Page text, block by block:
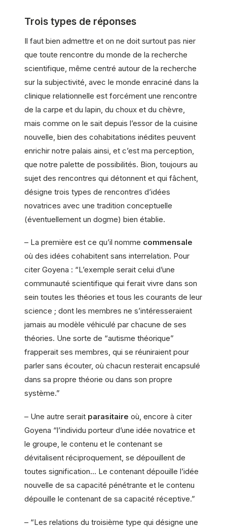
Trois types de réponses
Il faut bien admettre et on ne doit surtout pas nier
que toute rencontre du monde de la recherche
scientifique, même centré autour de la recherche
sur la subjectivité, avec le monde enraciné dans la
clinique relationnelle est forcément une rencontre
de la carpe et du lapin, du choux et du chèvre,
mais comme on le sait depuis l’essor de la cuisine
nouvelle, bien des cohabitations inédites peuvent
enrichir notre palais ainsi, et c’est ma perception,
que notre palette de possibilités. Bion, toujours au
sujet des rencontres qui détonnent et qui fâchent,
désigne trois types de rencontres d’idées
novatrices avec une tradition conceptuelle
(éventuellement un dogme) bien établie.
– La première est ce qu’il nomme commensale
où des idées cohabitent sans interrelation. Pour
citer Goyena : “L’exemple serait celui d’une
communauté scientifique qui ferait vivre dans son
sein toutes les théories et tous les courants de leur
science ; dont les membres ne s’intéresseraient
jamais au modèle véhiculé par chacune de ses
théories. Une sorte de “autisme théorique”
frapperait ses membres, qui se réuniraient pour
parler sans écouter, où chacun resterait encapsulé
dans sa propre théorie ou dans son propre
système.”
– Une autre serait parasitaire où, encore à citer
Goyena “l’individu porteur d’une idée novatrice et
le groupe, le contenu et le contenant se
dévitalisent réciproquement, se dépouillent de
toutes signification… Le contenant dépouille l’idée
nouvelle de sa capacité pénétrante et le contenu
dépouille le contenant de sa capacité réceptive.”
– “Les relations du troisième type qui désigne une